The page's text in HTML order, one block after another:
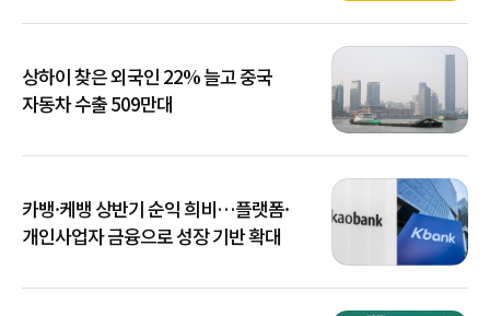
상하이 찾은 외국인 22% 늘고 중국
자동차 수출 509만대
카뱅·케뱅 상반기 순익 희비…플랫폼·
개인사업자 금융으로 성장 기반 확대